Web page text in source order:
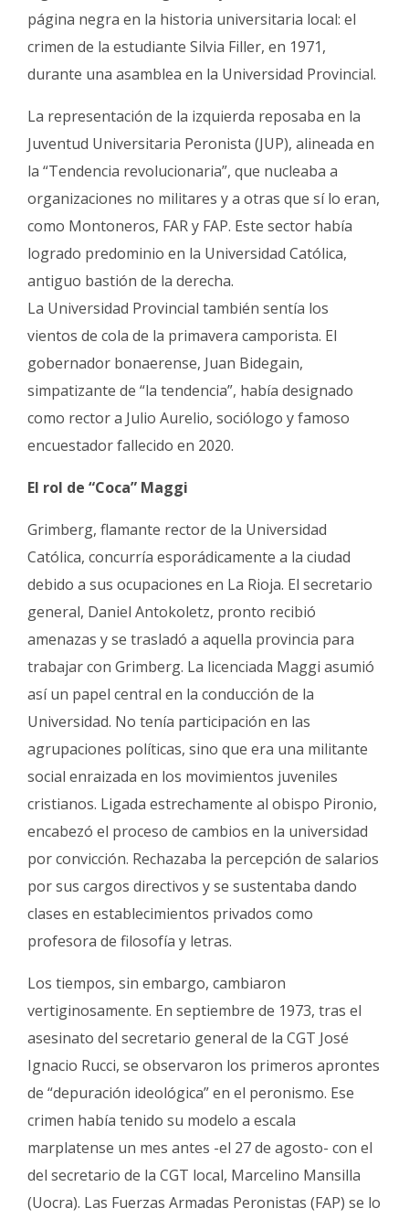
página negra en la historia universitaria local: el
crimen de la estudiante Silvia Filler, en 1971,
durante una asamblea en la Universidad Provincial.
La representación de la izquierda reposaba en la
Juventud Universitaria Peronista (JUP), alineada en
la “Tendencia revolucionaria”, que nucleaba a
organizaciones no militares y a otras que sí lo eran,
como Montoneros, FAR y FAP. Este sector había
logrado predominio en la Universidad Católica,
antiguo bastión de la derecha.
La Universidad Provincial también sentía los
vientos de cola de la primavera camporista. El
gobernador bonaerense, Juan Bidegain,
simpatizante de “la tendencia”, había designado
como rector a Julio Aurelio, sociólogo y famoso
encuestador fallecido en 2020.
El rol de “Coca” Maggi
Grimberg, flamante rector de la Universidad
Católica, concurría esporádicamente a la ciudad
debido a sus ocupaciones en La Rioja. El secretario
general, Daniel Antokoletz, pronto recibió
amenazas y se trasladó a aquella provincia para
trabajar con Grimberg. La licenciada Maggi asumió
así un papel central en la conducción de la
Universidad. No tenía participación en las
agrupaciones políticas, sino que era una militante
social enraizada en los movimientos juveniles
cristianos. Ligada estrechamente al obispo Pironio,
encabezó el proceso de cambios en la universidad
por convicción. Rechazaba la percepción de salarios
por sus cargos directivos y se sustentaba dando
clases en establecimientos privados como
profesora de filosofía y letras.
Los tiempos, sin embargo, cambiaron
vertiginosamente. En septiembre de 1973, tras el
asesinato del secretario general de la CGT José
Ignacio Rucci, se observaron los primeros aprontes
de “depuración ideológica” en el peronismo. Ese
crimen había tenido su modelo a escala
marplatense un mes antes -el 27 de agosto- con el
del secretario de la CGT local, Marcelino Mansilla
(Uocra). Las Fuerzas Armadas Peronistas (FAP) se lo